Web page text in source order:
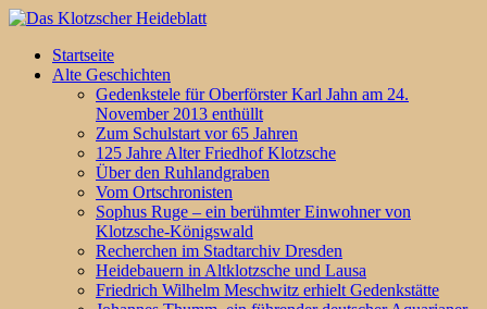
Startseite
Alte Geschichten
Gedenkstele für Oberförster Karl Jahn am 24.
November 2013 enthüllt
Zum Schulstart vor 65 Jahren
125 Jahre Alter Friedhof Klotzsche
Über den Ruhlandgraben
Vom Ortschronisten
Sophus Ruge – ein berühmter Einwohner von
Klotzsche-Königswald
Recherchen im Stadtarchiv Dresden
Heidebauern in Altklotzsche und Lausa
Friedrich Wilhelm Meschwitz erhielt Gedenkstätte